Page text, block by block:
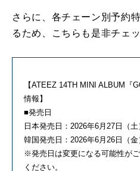
さらに、各チェーン別予約
るため、こちらも是非チェ
【ATEEZ 14TH MINI ALBUM『
情報】
■発売日
日本発売日：2026年6月27日（土
韓国発売日：2026年6月26日（金
※発売日は変更になる可能性が
ください。